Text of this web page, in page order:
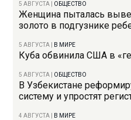
5 АВГУСТА ОБЩЕСТВО
Женщина пыталась
золото в подгузнике
5 АВГУСТА В МИРЕ
Куба обвинила США в
5 АВГУСТА ОБЩЕСТВО
В Узбекистане
систему и упростят
4 АВГУСТА В МИРЕ